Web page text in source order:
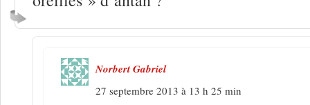
Norbert Gabriel
27 septembre 2013 à 13 h 25 min